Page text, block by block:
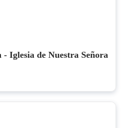
Iglesia de Nuestra Señora